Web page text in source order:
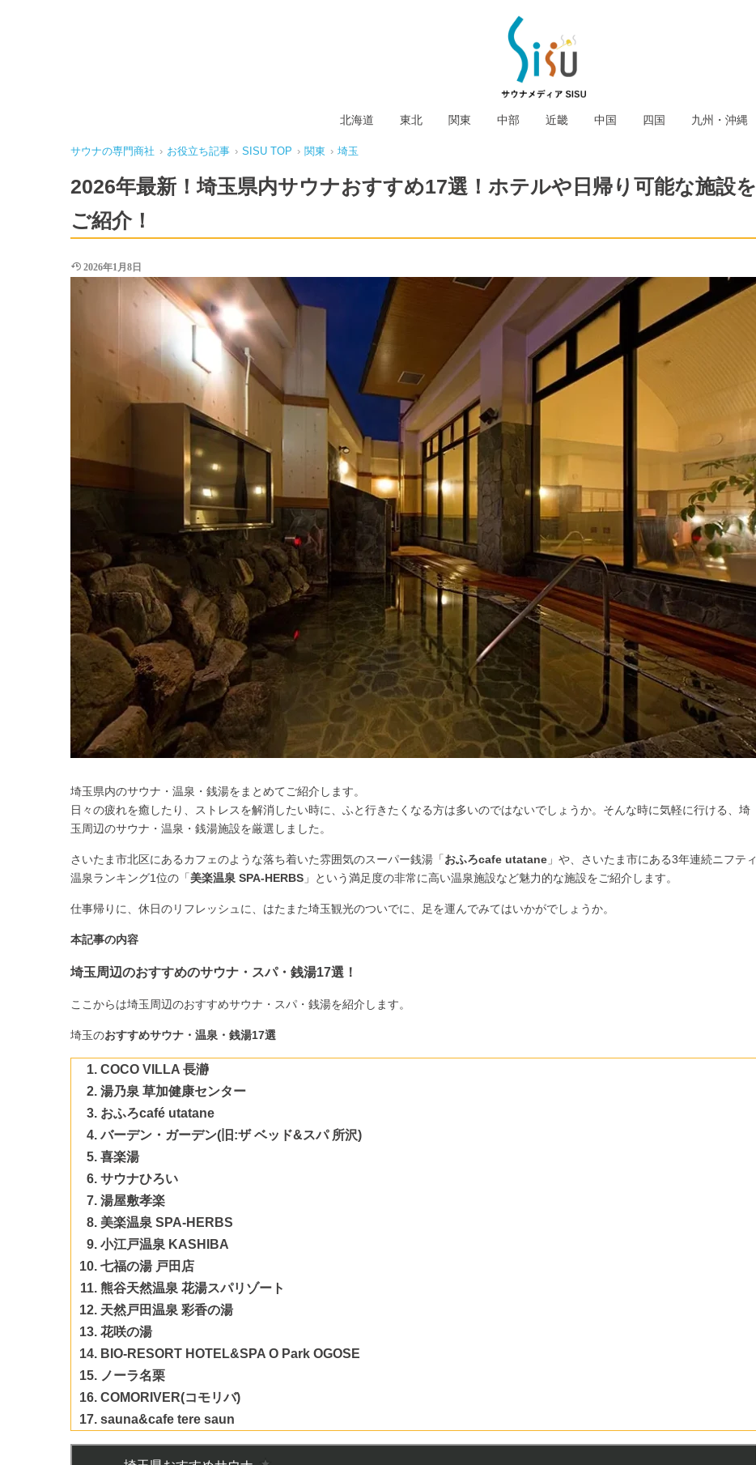
北海道 東北 関東 中部 近畿 中国 四国 九州・沖縄
サウナの専門商社 › お役立ち記事 › SISU TOP › 関東 › 埼玉
2026年最新！埼玉県内サウナおすすめ17選！ホテルや日帰り可能な施設を
ご紹介！
2026年1月8日
埼玉県内のサウナ・温泉・銭湯をまとめてご紹介します。
日々の疲れを癒したり、ストレスを解消したい時に、ふと行きたくなる方は多いのではないでしょうか。そんな時に気軽に行ける、 埼
玉周辺のサウナ・温泉・銭湯施設を厳選しました。
さいたま市北区にあるカフェのような落ち着いた雰囲気のスーパー銭湯「おふろcafe utatane 」や、さいたま市にある3年連続ニフティ
温泉ランキング1位の「美楽温泉 SPA-HERBS 」という満足度の非常に高い温泉施設など魅力的な施設をご紹介します。
仕事帰りに、休日のリフレッシュに、はたまた埼玉観光のついでに、足を運んでみてはいかがでしょうか。
本記事の内容
埼玉周辺のおすすめのサウナ・スパ・銭湯17選！
ここからは埼玉周辺のおすすめサウナ・スパ・銭湯を紹介します。
埼玉のおすすめサウナ・温泉・銭湯17選
COCO VILLA 長瀞
湯乃泉 草加健康センター
おふろcafé utatane
バーデン・ガーデン(旧:ザ ベッド&スパ 所沢)
喜楽湯
サウナひろい
湯屋敷孝楽
美楽温泉 SPA-HERBS
小江戸温泉 KASHIBA
七福の湯 戸田店
熊谷天然温泉 花湯スパリゾート
天然戸田温泉 彩香の湯
花咲の湯
BIO-RESORT HOTEL&SPA O Park OGOSE
ノーラ名栗
COMORIVER(コモリバ)
sauna&cafe tere saun